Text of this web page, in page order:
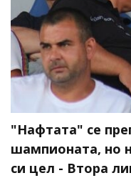
"Нафтата" се
шампионата, но
си цел - Втора